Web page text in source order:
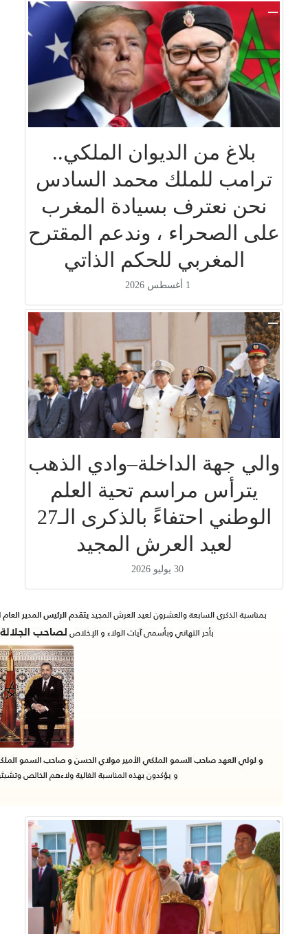
بلاغ من الديوان الملكي..
ترامب للملك محمد السادس
نحن نعترف بسيادة المغرب
على الصحراء ، وندعم المقترح
المغربي للحكم الذاتي
1 أغسطس 2026
والي جهة الداخلة–وادي الذهب
يترأس مراسم تحية العلم
الوطني احتفاءً بالذكرى الـ27
لعيد العرش المجيد
30 يوليو 2026